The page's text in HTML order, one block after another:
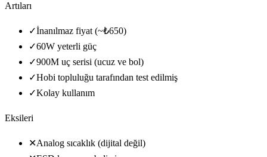
Artıları
✓İnanılmaz fiyat (~₺650)
✓60W yeterli güç
✓900M uç serisi (ucuz ve bol)
✓Hobi topluluğu tarafından test edilmiş
✓Kolay kullanım
Eksileri
✕Analog sıcaklık (dijital değil)